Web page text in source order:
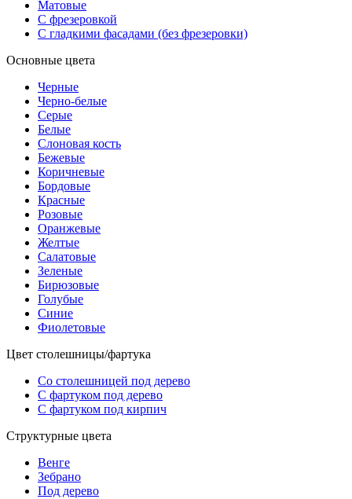
Матовые
С фрезеровкой
С гладкими фасадами (без фрезеровки)
Основные цвета
Черные
Черно-белые
Серые
Белые
Слоновая кость
Бежевые
Коричневые
Бордовые
Красные
Розовые
Оранжевые
Желтые
Салатовые
Зеленые
Бирюзовые
Голубые
Синие
Фиолетовые
Цвет столешницы/фартука
Со столешницей под дерево
С фартуком под дерево
С фартуком под кирпич
Структурные цвета
Венге
Зебрано
Под дерево